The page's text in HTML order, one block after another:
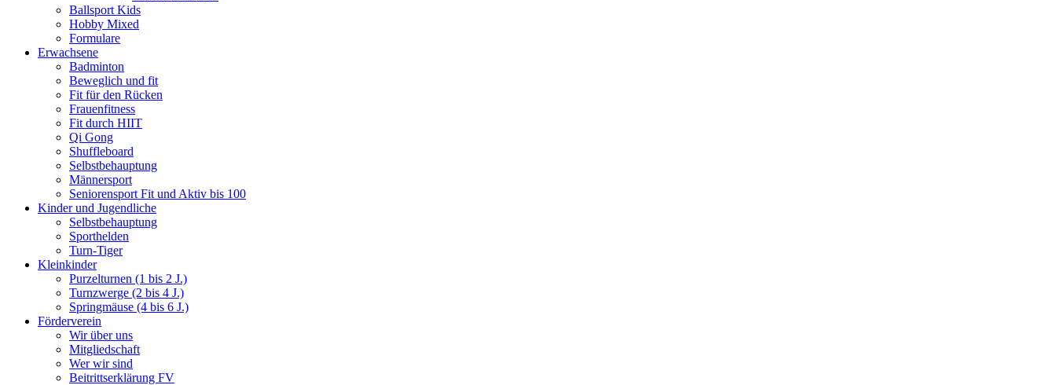
Ballsport Kids
Hobby Mixed
Formulare
Erwachsene
Badminton
Beweglich und fit
Fit für den Rücken
Frauenfitness
Fit durch HIIT
Qi Gong
Shuffleboard
Selbstbehauptung
Männersport
Seniorensport Fit und Aktiv bis 100
Kinder und Jugendliche
Selbstbehauptung
Sporthelden
Turn-Tiger
Kleinkinder
Purzelturnen (1 bis 2 J.)
Turnzwerge (2 bis 4 J.)
Springmäuse (4 bis 6 J.)
Förderverein
Wir über uns
Mitgliedschaft
Wer wir sind
Beitrittserklärung FV